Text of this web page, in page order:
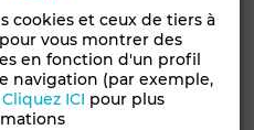
Salon européen
cookies et ceux de tiers à
vous montrer des
en fonction d'un profil
navigation (par exemple,
Cliquez ICI pour plus